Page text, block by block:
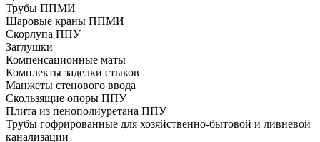
Трубы ППМИ
Шаровые краны ППМИ
Скорлупа ППУ
Заглушки
Компенсационные маты
Комплекты заделки стыков
Манжеты стенового ввода
Скользящие опоры ППУ
Плита из пенополиуретана ППУ
Трубы гофрированные для хозяйственно-бытовой и ливневой
канализации